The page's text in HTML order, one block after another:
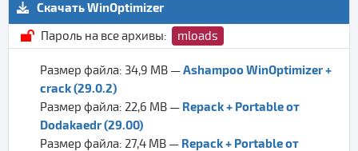
Скачать WinOptimizer
Пароль на все архивы:
mloads
Размер файла: 34,9 MB —Ashampoo WinOptimizer +
crack (29.0.2)
Размер файла: 22,6 MB — Repack + Portable от
Dodakaedr (29.00)
Размер файла: 27,4 MB — Repack + Portable от